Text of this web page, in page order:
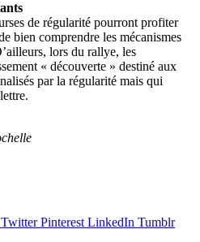
de régularité pourront profiter
bien comprendre les mécanismes
lors du rallye, les
« découverte » destiné aux
par la régularité mais qui
Twitter Pinterest LinkedIn Tumblr